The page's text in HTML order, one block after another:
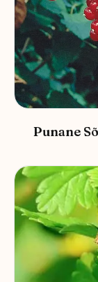
Punane